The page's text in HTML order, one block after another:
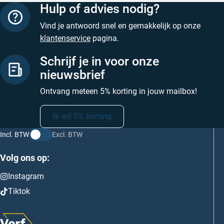
Hulp of advies nodig?
Vind je antwoord snel en gemakkelijk op onze
klantenservice pagina.
Schrijf je in voor onze
nieuwsbrief
Ontvang meteen 5% korting in jouw mailbox!
Ik wil 5% korting
Incl. BTW Excl. BTW
Volg ons op:
Instagram
Tiktok